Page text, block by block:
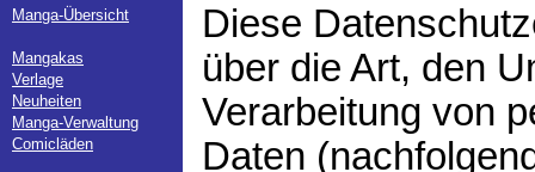
Manga-Übersicht
Mangakas
Verlage
Neuheiten
Manga-Verwaltung
Comicläden
Diese
über die Art, den
Verarbeitung von
Daten